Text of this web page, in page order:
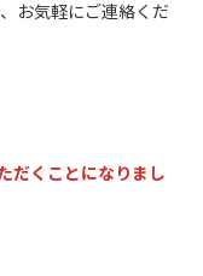
お気軽にご連絡くだ
だくことになりまし